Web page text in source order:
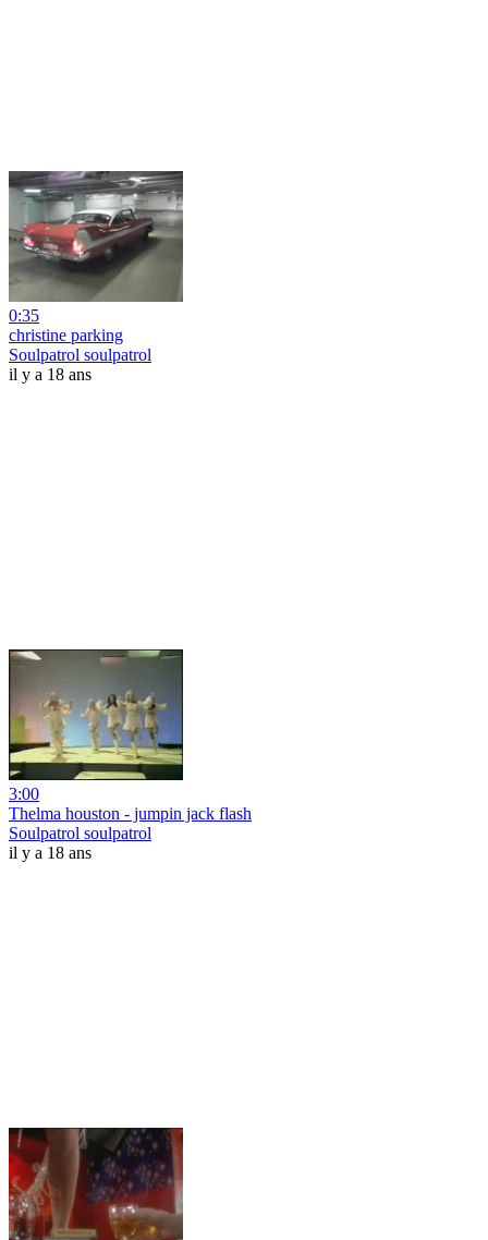
0:35
christine parking
Soulpatrol soulpatrol
il y a 18 ans
3:00
Thelma houston - jumpin jack flash
Soulpatrol soulpatrol
il y a 18 ans